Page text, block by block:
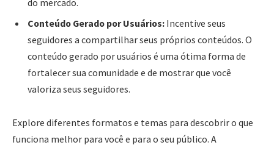
Conteúdo Gerado por Usuários: Incentive seus
seguidores a compartilhar seus próprios conteúdos. O
conteúdo gerado por usuários é uma ótima forma de
fortalecer sua comunidade e de mostrar que você
valoriza seus seguidores.
Explore diferentes formatos e temas para descobrir o que
funciona melhor para você e para o seu público. A